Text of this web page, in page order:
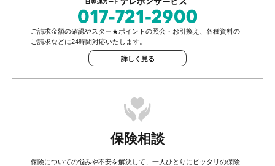
ご請求金額の確認やスター★ポイントの照会・お引換え、各種資料の
ご請求などに24時間対応いたします。
詳しく見る
保険相談
保険についての悩みや不安を解決して、一人ひとりにピッタリの保険